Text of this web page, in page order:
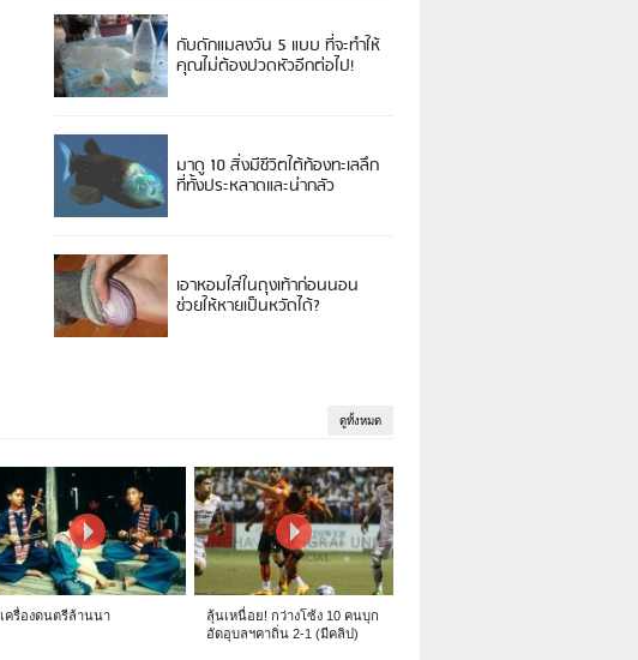
กับดักแมลงวัน 5 แบบ ที่จะทำให้
คุณไม่ต้องปวดหัวอีกต่อไป!
มาดู 10 สิ่งมีชีวิตใต้ท้องทะเลลึก
ที่ทั้งประหลาดและน่ากลัว
เอาหอมใส่ในถุงเท้าก่อนนอน
ช่วยให้หายเป็นหวัดได้?
ดูทั้งหมด
เครื่องดนตรีล้านนา
ลุ้นเหนื่อย! กว่างโซ้ง 10 คนบุก
อัดอุบลฯคาถิ่น 2-1 (มีคลิป)